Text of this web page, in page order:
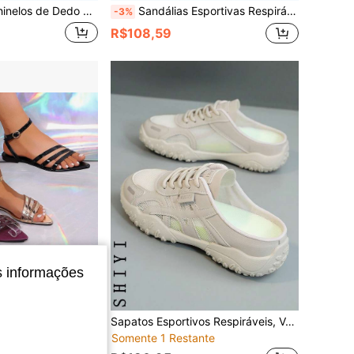
de Ponta Apontada em Cor Sólida para Praia, Sandálias Casuais de Moda para Uso Externo no Verão -3% Sandálias Esportivas Respiráveis Casuais para Mulheres Plus Size, Tênis de Moda Confortáveis de Slip-On Leves, Com Parte Superior em Malha, Fecho de Gancho e Argola
R$108,59
Sapatos Esportivos Respiráveis, Versáteis, Casuais, Simples e com Recorte Traseiro na Moda
Somente 1 Restante
informações